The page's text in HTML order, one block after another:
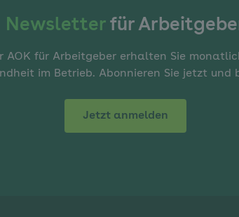
Newsletter für
für Arbeitgeber erhalten Sie
im Betrieb. Abonnieren Sie jetzt und
Jetzt anmelden